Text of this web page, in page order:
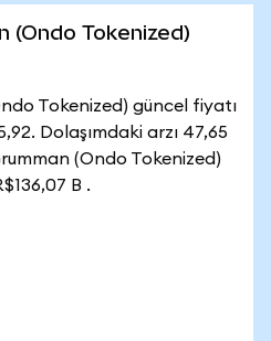
(Ondo Tokenized)
Tokenized) güncel fiyatı
Dolaşımdaki arzı 47,65
(Ondo Tokenized)
B .